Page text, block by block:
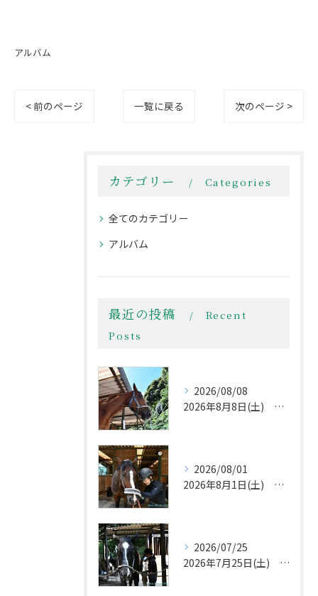
アルバム
< 前のページ 一覧に戻る 次のページ >
カテゴリー Categories
全てのカテゴリー
アルバム
最近の投稿
Recent
Posts
2026/08/08
2026年8月8日(土) 立秋は過ぎましたが
2026/08/01
2026年8月1日(土) 夏本番！
2026/07/25
2026年7月25日(土) 午後から不安定な天気